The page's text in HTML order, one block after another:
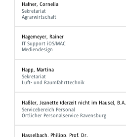
Hafner, Cornelia
Sekretariat
Agrarwirtschaft
Hagemeyer, Rainer
IT Support iOS/MAC
Mediendesign
Happ, Martina
Sekretariat
Luft- und Raumfahrttechnik
Haßler, Jeanette (derzeit nicht im Hause), B.A.
Servicebereich Personal
Örtlicher Personalservice Ravensburg
Hasselbach, Philipp, Prof. Dr.